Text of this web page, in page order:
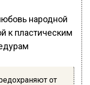
народной
к пластическим
от